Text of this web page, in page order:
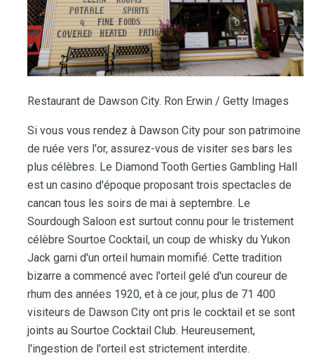
Restaurant de Dawson City. Ron Erwin / Getty Images
Si vous vous rendez à Dawson City pour son patrimoine
de ruée vers l'or, assurez-vous de visiter ses bars les
plus célèbres. Le Diamond Tooth Gerties Gambling Hall
est un casino d'époque proposant trois spectacles de
cancan tous les soirs de mai à septembre. Le
Sourdough Saloon est surtout connu pour le tristement
célèbre Sourtoe Cocktail, un coup de whisky du Yukon
Jack garni d'un orteil humain momifié. Cette tradition
bizarre a commencé avec l'orteil gelé d'un coureur de
rhum des années 1920, et à ce jour, plus de 71 400
visiteurs de Dawson City ont pris le cocktail et se sont
joints au Sourtoe Cocktail Club. Heureusement,
l'ingestion de l'orteil est strictement interdite.